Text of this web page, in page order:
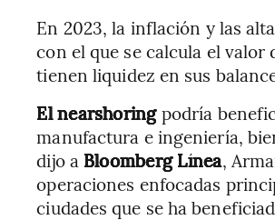
En 2023, la inflación y las
con el que se calcula el valor
tienen liquidez en sus
El nearshoringpodría
manufactura e ingeniería,
dijo a Bloomberg Línea,
operaciones enfocadas
ciudades que se ha